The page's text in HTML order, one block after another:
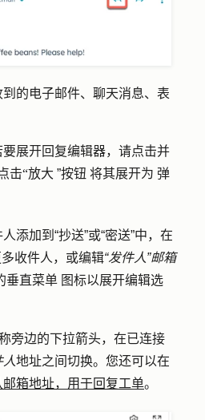
的电子邮件、聊天消息、表
展开回复编辑器，请点击并
击“放大 ”按钮 将其展开为 弹
添加到“抄送”或“密送”中，在
收件人，或编辑“发件人”邮箱
垂直菜单 图标以展开编辑选
旁边的下拉箭头，在已连接
人地址之间切换。您还可以在
邮箱地址，用于回复工单。